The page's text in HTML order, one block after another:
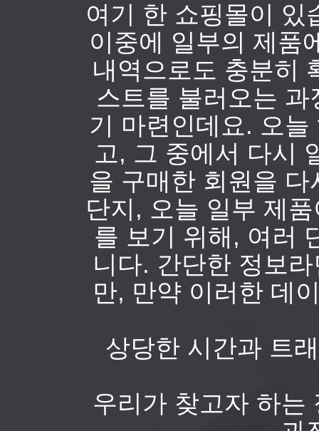
여기 한 쇼핑몰이 있
이중에 일부의 제품
내역으로도 충분히
스트를 불러오는
기 마련인데요. 오
고, 그 중에서 다시
을 구매한 회원을
단지, 오늘 일부 제
를 보기 위해, 여러
니다. 간단한 정보
만, 만약 이러한 데
상당한 시간과 트
우리가 찾고자 하는